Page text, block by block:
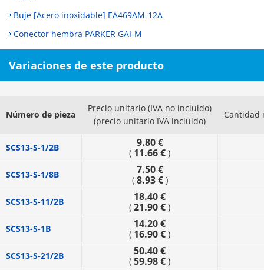
Buje [Acero inoxidable] EA469AM-12A
Conector hembra PARKER GAI-M
Variaciones de este producto
Número de pieza
Precio unitario (IVA no incluido)
(precio unitario IVA incluido)
Cantidad
SCS13-S-1/2B 9.80 €
( 11.66 € )
SCS13-S-1/8B 7.50 €
( 8.93 €)
SCS13-S-11/2B 18.40 €
( 21.90 € )
SCS13-S-1B 14.20 €
( 16.90 € )
SCS13-S-21/2B 50.40 €
( 59.98 € )